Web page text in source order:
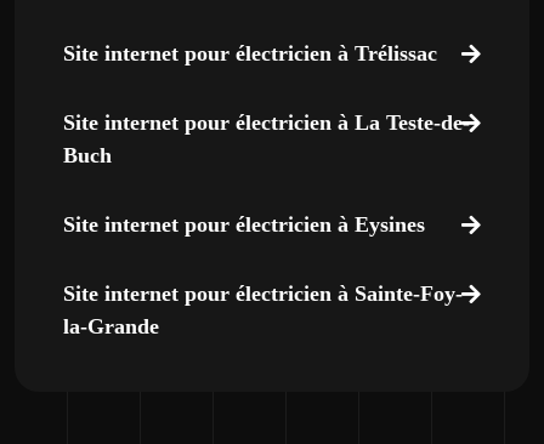
Site internet pour électricien à Trélissac
Site internet pour électricien à La Teste-de-
Buch
Site internet pour électricien à Eysines
Site internet pour électricien à Sainte-Foy-
la-Grande